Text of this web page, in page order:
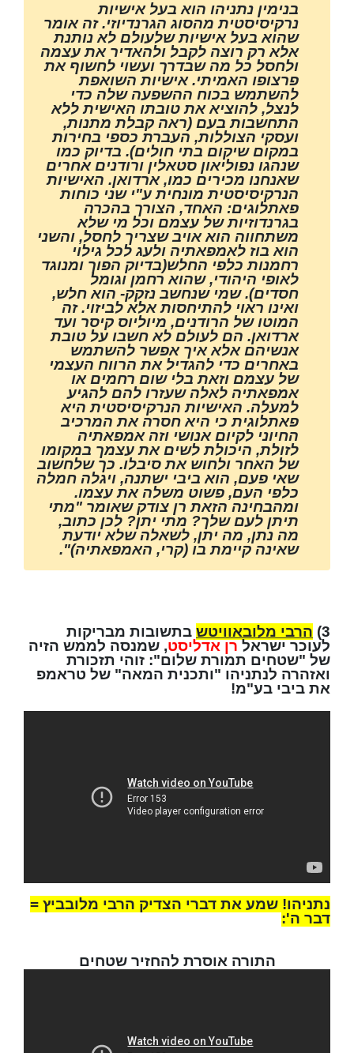
בנימין נתניהו הוא בעל אישיות
נרקיסיסטית מהסוג הגרנדיוזי. זה אומר
שהוא בעל אישיות שלעולם לא נותנת
אלא רק רוצה לקבל ולהאדיר את עצמה
ולחסל כל מה שבדרך ועשוי לחשוף את
פרצופו האמיתי. אישיות השואפת
להשתמש בכוח ההשפעה שלה כדי
לנצל, להוציא את טובתו האישית ללא
התחשבות בעם (ראה קבלת מתנות,
ועסקי הצוללות, העברת כספי בחירות
במקום שיקום בתי חולים). בדיוק כמו
שנהגו נפוליאון סטאלין ורודנים אחרים
שאנחנו מכירים כמו, ארדואן. האישיות
הנרקיסיסטית מונחית ע"י שני כוחות
פאתלוגים: האחד, הצורך בהכרה
בגרנדוזיות של עצמם וכל מי שלא
משתחווה הוא אויב שצריך לחסל, והשני
הוא בוז לאמפאתיה ולעג לכל גילוי
רחמנות כלפי החלש(בדיוק הפוך ומנוגד
לאופי היהודי, שהוא רחמן וגומל
חסדים). שמי שנחשב נזקק- הוא חלש,
ואינו ראוי להתיחסות אלא לביזוי. זה
המוטו של הרודנים, מיוליוס קיסר ועד
ארדואן. הם לעולם לא חשבו על טובת
אנשיהם אלא איך אפשר להשתמש
באחרים כדי להגדיל את הרווח העצמי
של עצמם וזאת בלי שום רחמים או
אמפאתיה לאלה שעזרו להם להגיע
למעלה. האישיות הנרקיסיסטית היא
פאתלוגית כי היא חסרה את המרכיב
החיוני לקיום אנושי וזה אמפאתיה
לזולת, היכולת לשים את עצמך במקומו
של האחר ולחוש את סיבלו. כך שלחשוב
שאי פעם, הוא ביבי ישתנה, ויגלה חמלה
כלפי העם, פשוט משלה את עצמו.
ומהבחינה הזאת רן צודק שאומר "מתי
תיתן לעם שלך? מתי יתן? לכן כתוב,
מה נתן, מה יתן, לשאלה שלא יודעת
שאינה קיימת בו (קרי, האמפאתיה)".
3) הרבי מלובאוויטש בתשובות מבריקות
לעוכר ישראל רן אדליסט, שמנסה לממש הזיה
של "שטחים תמורת שלום": זוהי תזכורת
ואזהרה לנתניהו "ותכנית המאה" של טראמפ
את ביבי בע"מ!
נתניהו! שמע את דברי הצדיק הרבי מלובביץ =
דבר ה':
התורה אוסרת להחזיר שטחים